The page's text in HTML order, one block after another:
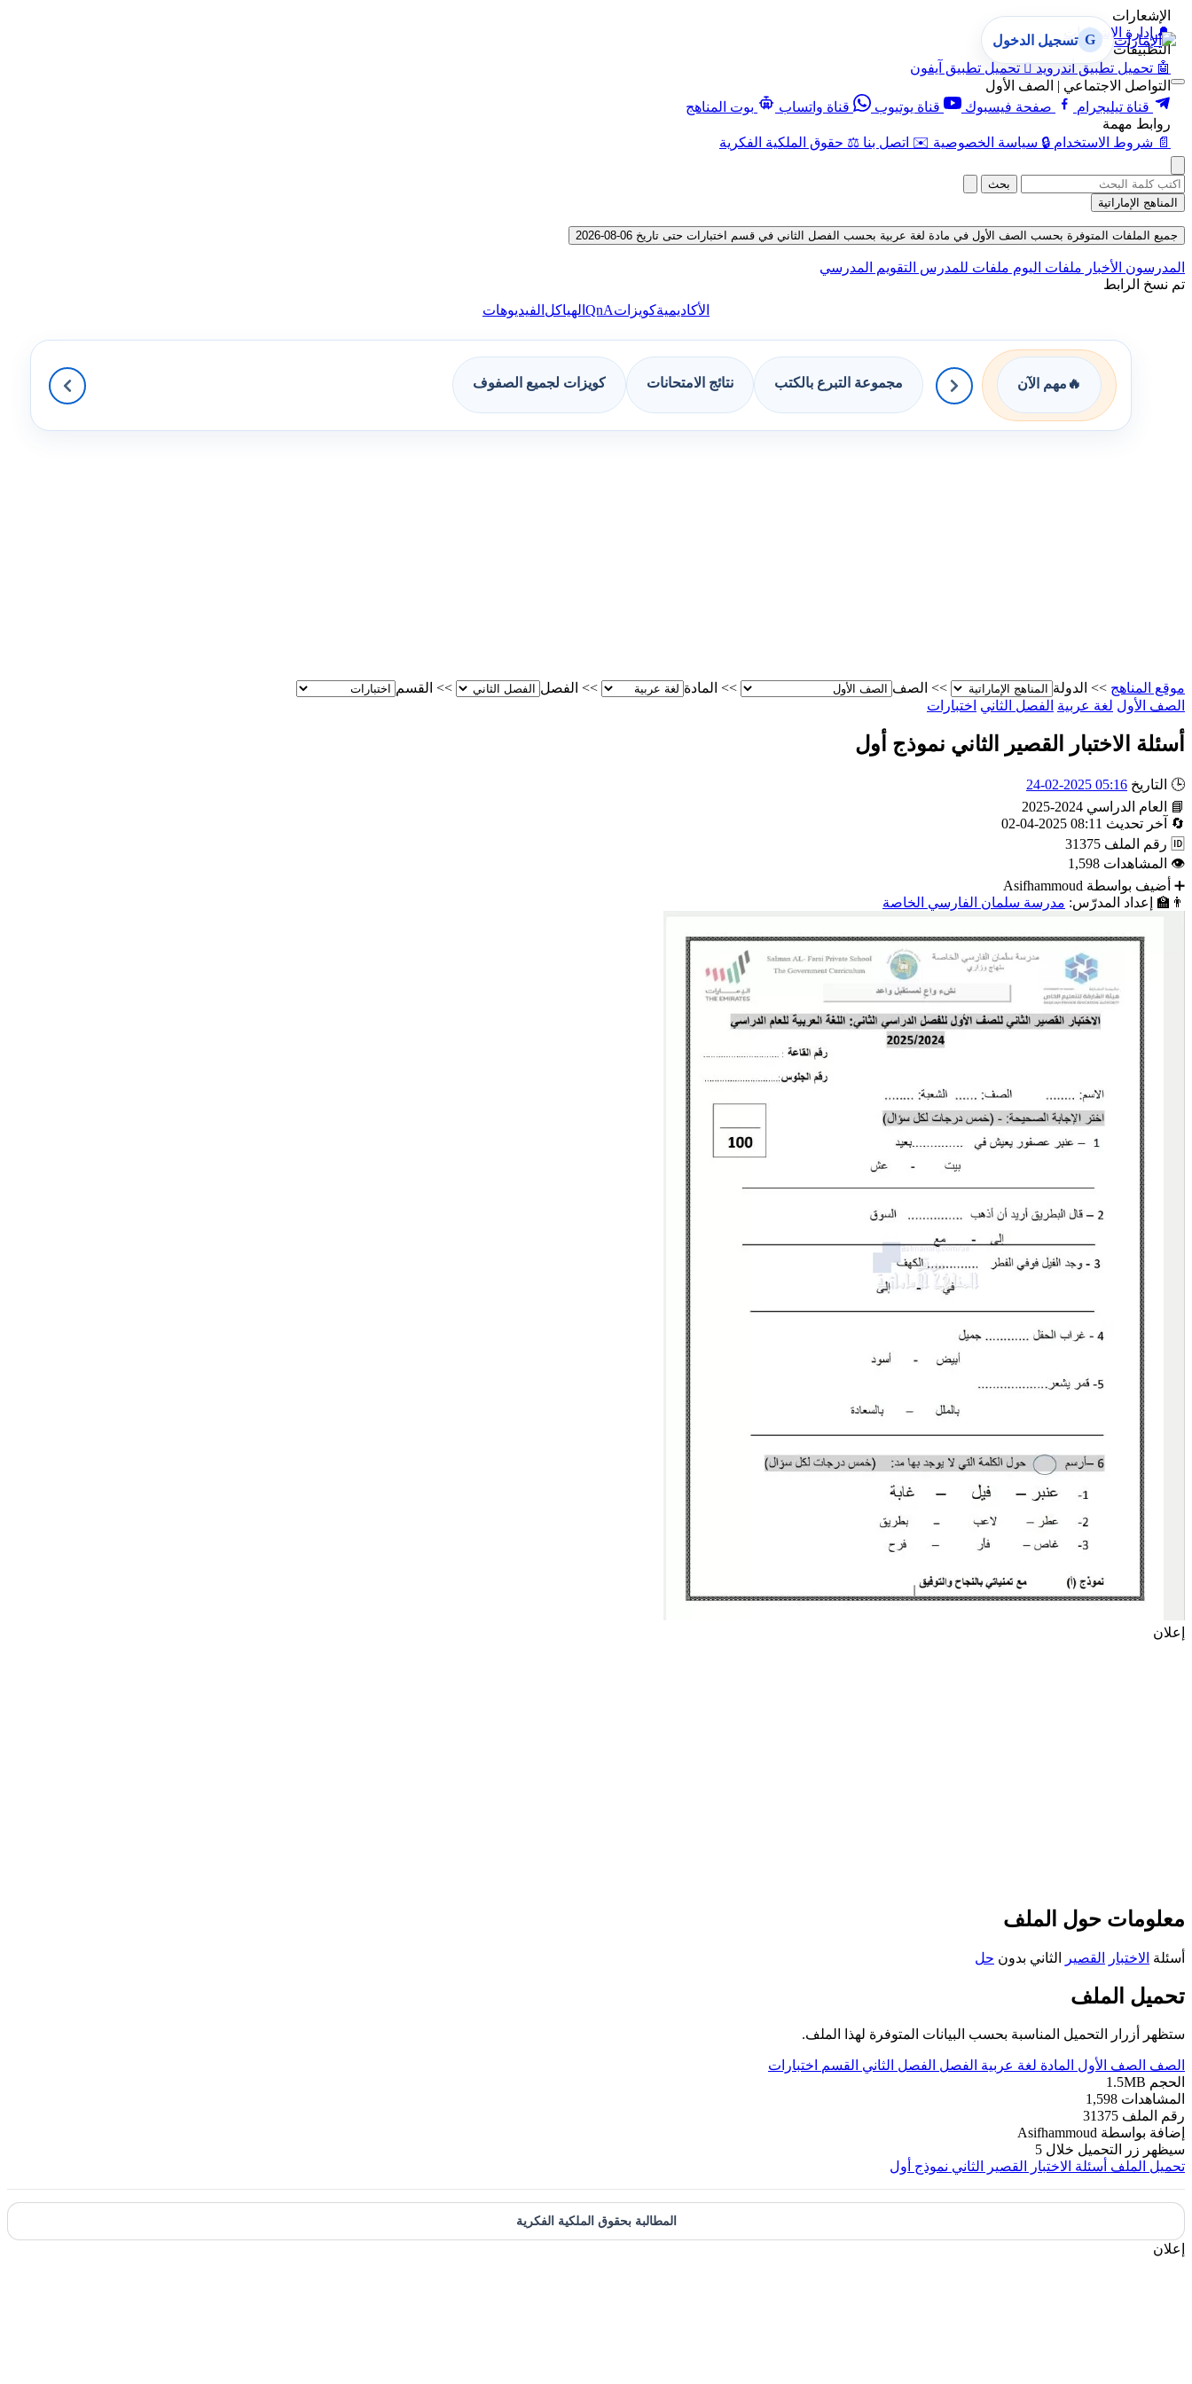
الإشعارات
🔔 إدارة الإشعارات
التطبيقات
🤖 تحميل تطبيق أندرويد  تحميل تطبيق آيفون
التواصل الاجتماعي | الصف الأول
قناة تيليجرام
صفحة فيسبوك قناة يوتيوب قناة واتساب
بوت المناهج
روابط مهمة
📄 شروط الاستخدام 🔒 سياسة الخصوصية ✉️ اتصل بنا ⚖️ حقوق الملكية الفكرية
G تسجيل الدخول
بحث
المناهج الإماراتية
جميع الملفات المتوفرة بحسب الصف الأول في مادة لغة عربية بحسب الفصل الثاني في قسم اختبارات حتى تاريخ 06-08-2026
المدرسون الأخبار ملفات اليوم ملفات للمدرس التقويم المدرسي
تم نسخ الرابط
الأكاديميةكويزاتQnA الهياكل الفيديوهات
🔥 مهم الآن مجموعة التبرع بالكتب نتائج الامتحانات كويزات لجميع الصفوف
موقع المناهج >> الدولة >> الصف >> المادة >> الفصل >> القسم
الصف الأول لغة عربية الفصل الثاني اختبارات
أسئلة الاختبار القصير الثاني نموذج أول
🕒 التاريخ 05:16 2025-02-24
📘
العام الدراسي 2024-2025
🔄
آخر تحديث 08:11 2025-04-02
🆔 رقم الملف 31375
👁 المشاهدات 1,598
➕ أضيف بواسطة Asifhammoud
👨‍🏫
إعداد المدرّس: مدرسة سلمان الفارسي الخاصة
إعلان
معلومات حول الملف
أسئلة الاختبار القصير الثاني بدون حل
تحميل الملف
ستظهر أزرار التحميل المناسبة بحسب البيانات المتوفرة لهذا الملف.
الصف الصف الأول المادة لغة عربية الفصل الفصل الثاني القسم اختبارات
الحجم 1.5MB
المشاهدات 1,598
رقم الملف 31375
إضافة بواسطة Asifhammoud
سيظهر زر التحميل خلال 5
تحميل الملف أسئلة الاختبار القصير الثاني نموذج أول
المطالبة بحقوق الملكية الفكرية
إعلان